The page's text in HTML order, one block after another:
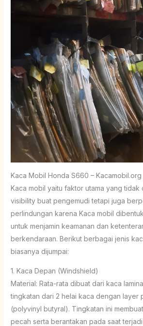
Kaca Mobil Honda S660 – Kacamobil.org
Kaca mobil yaitu faktor utama yang tidak
visibility buat pengemudi tetapi juga
perlindungan karena Kaca mobil
untuk menjamin keamanan dan
berkendaraan. Berikut berbagai jenis
biasanya dijumpai:
1. Kaca Depan (Windshield)
Material: Rata-rata dibuat dari kaca
tingkatan dari 2 helai kaca dengan layer
(polyvinyl butyral). Tingkatan ini
pecah serta berantakan pada saat